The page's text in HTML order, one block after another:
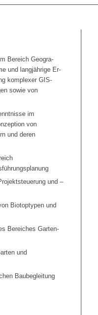
Bereich Geo­gra­
und langjährige Er­
komplexer GIS-
sowie von
im
von
und deren
und –
Biotoptypen und
Bereiches Garten-
und
Baubegleitung